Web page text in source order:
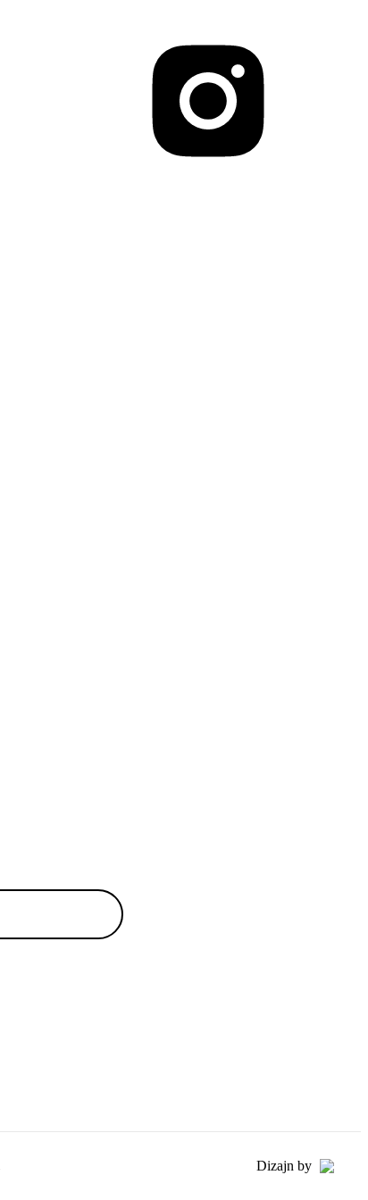
Dizajn by